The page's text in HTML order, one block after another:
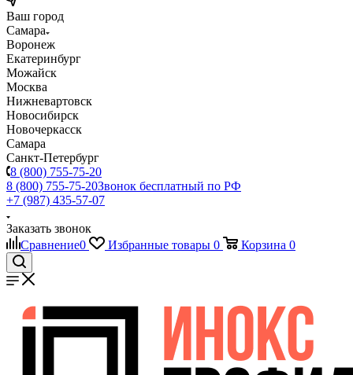
Ваш город
Самара
Воронеж
Екатеринбург
Можайск
Москва
Нижневартовск
Новосибирск
Новочеркасск
Самара
Санкт-Петербург
8 (800) 755-75-20
8 (800) 755-75-20Звонок бесплатный по РФ
+7 (987) 435-57-07
Заказать звонок
Сравнение0 Избранные товары 0 Корзина 0